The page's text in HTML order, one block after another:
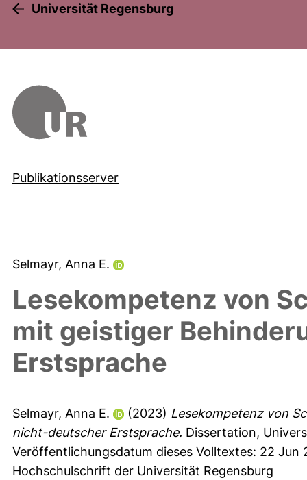
Universität Regensburg
Publikationsserver
Selmayr, Anna E.
Lesekompetenz von
mit geistiger
Erstsprache
Selmayr, Anna E. (2023) Lesekompetenz von
nicht-deutscher Erstsprache. Dissertation,
Veröffentlichungsdatum dieses Volltextes: 22 Jun
Hochschulschrift der Universität Regensburg